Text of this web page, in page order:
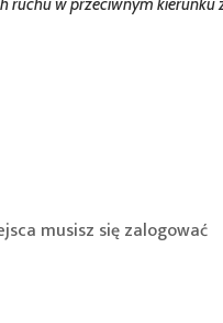
musisz sięzalogować